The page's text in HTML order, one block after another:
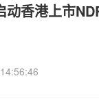
动香港上市